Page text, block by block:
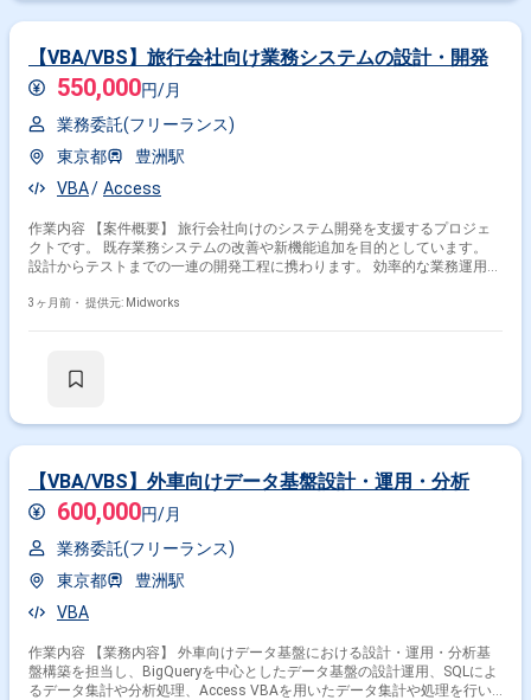
【VBA/VBS】旅行会社向け業務システムの設計・開発
550,000円/月
業務委託(フリーランス)
東京都
豊洲駅
VBA
Access
作業内容 【案件概要】 旅行会社向けのシステム開発を支援するプロジェ
クトです。 既存業務システムの改善や新機能追加を目的としています。
設計からテストまでの一連の開発工程に携わります。 効率的な業務運用を
業内容】 ・システム設計の実施 ・プログラミングおよび修正対応 ・単体
3ヶ月前・ 提供元: Midworks
【VBA/VBS】外車向けデータ基盤設計・運用・分析
600,000円/月
業務委託(フリーランス)
東京都
豊洲駅
VBA
作業内容 【業務内容】 外車向けデータ基盤における設計・運用・分析基
盤構築を担当し、BigQueryを中心としたデータ基盤の設計運用、SQLによ
るデータ集計や分析処理、Access VBAを用いたデータ集計や処理を行い